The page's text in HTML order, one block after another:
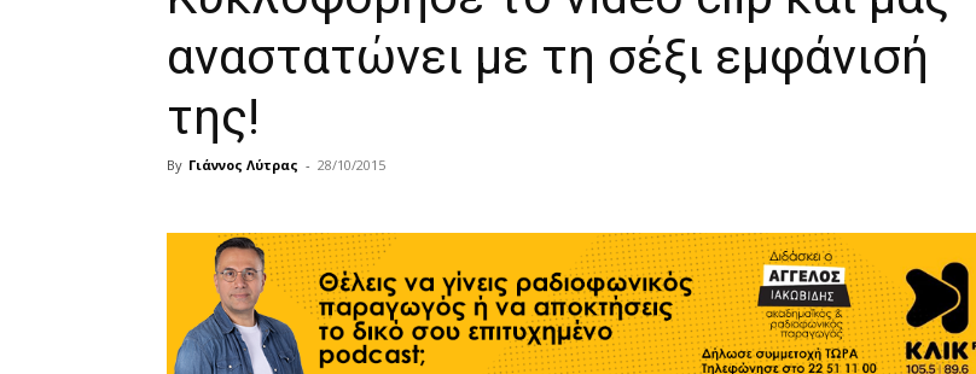
αναστατώνει με τη σέξι εμφάνισή
της!
By Γιάννος Λύτρας - 28/10/2015